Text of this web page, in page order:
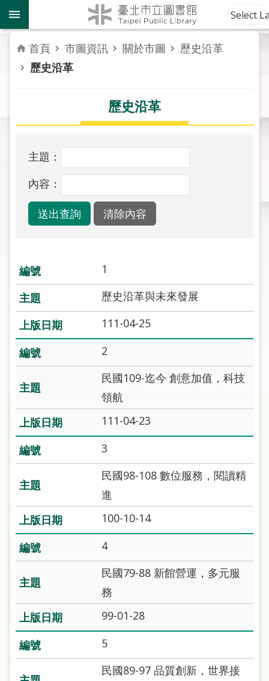
跳到主要內容區塊
到
館
資
訊
務
活
報
導
圖
線
上
申
請
常
見
問
答
加
入
市
圖
網
站
導
覽
閱
網
Select
首頁 市圖資訊 關於市圖
歷史沿革
歷史沿革
歷史沿革
主題：
內容：
1
歷史沿革與未來發展
111-04-25
2
民國109-迄今 創意加值，科技
領航
111-04-23
3
民國98-108 數位服務，閱讀精
進
100-10-14
4
民國79-88 新館營運，多元服
務
99-01-28
5
民國89-97 品質創新，世界接